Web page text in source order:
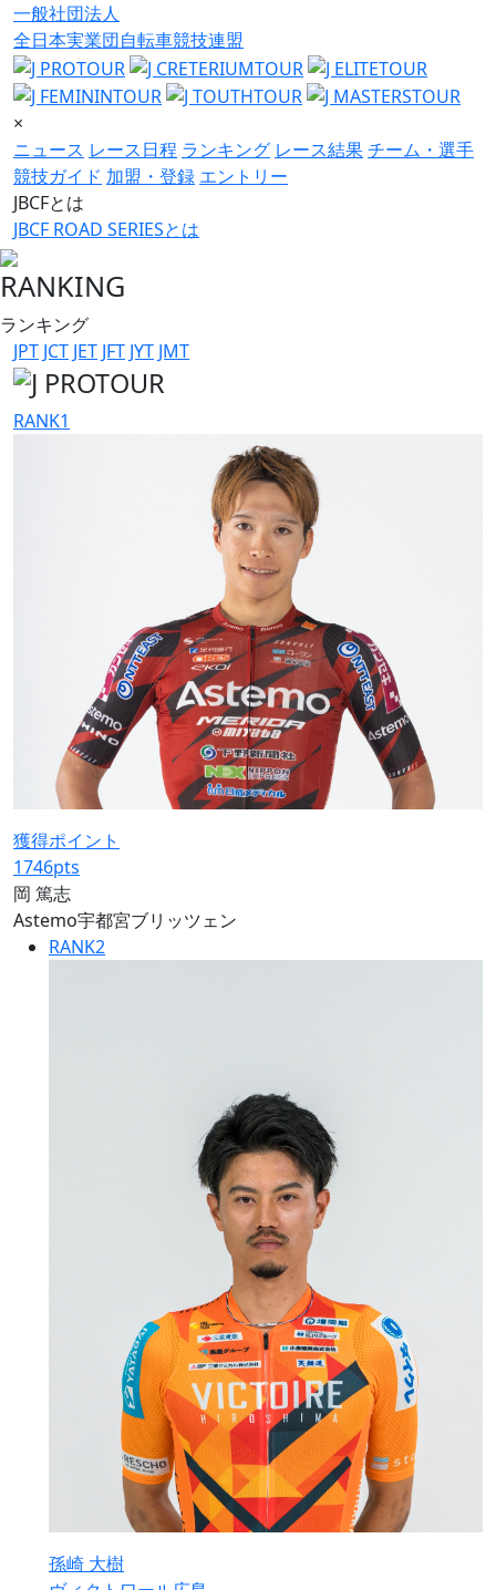
一般社団法人
全日本実業団自転車競技連盟
×
ニュース レース日程 ランキング レース結果チーム・選手
競技ガイド 加盟・登録 エントリー
JBCFとは
JBCF ROAD SERIESとは
RANKING
ランキング
JPT JCT JET JFT JYT JMT
RANK1
獲得ポイント
1746pts
岡 篤志
Astemo宇都宮ブリッツェン
RANK2
孫崎 大樹